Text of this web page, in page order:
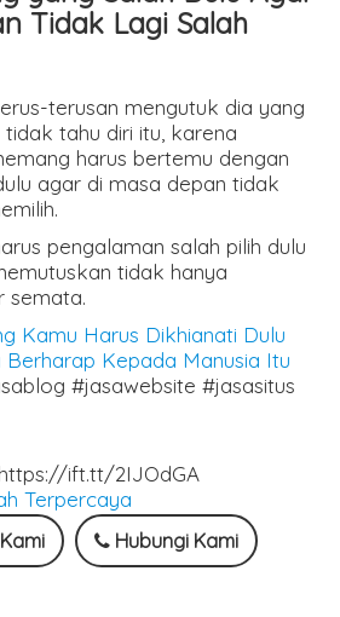
Tidak Lagi Salah
terusan mengutuk dia yang
tahu diri itu, karena
harus bertemu dengan
agar di masa depan tidak
pengalaman salah pilih dulu
tidak hanya
semata.
Kamu Harus Dikhianati Dulu
Kepada Manusia Itu
#jasawebsite #jasasitus
ift.tt/2IJOdGA
Terpercaya
Hubungi Kami